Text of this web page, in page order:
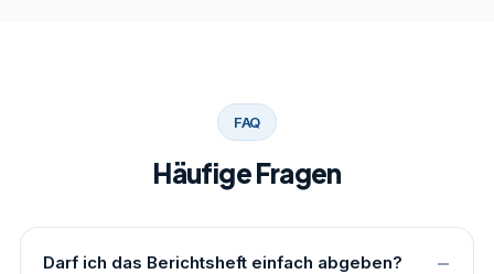
FAQ
Häufige Fragen
Darf ich das Berichtsheft einfach abgeben?